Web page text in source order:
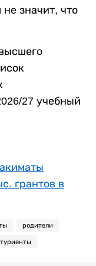
значит, что
27 учебный
грантов в
родители